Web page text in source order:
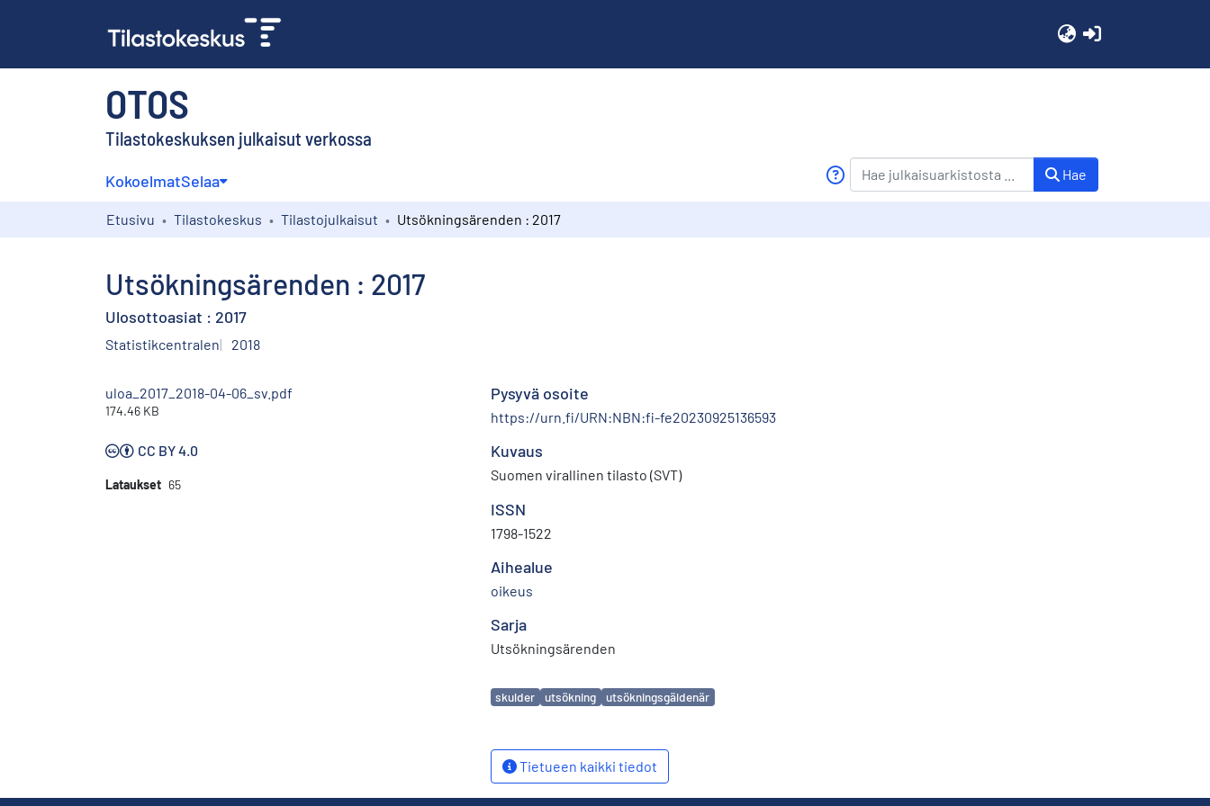
OTOS
Tilastokeskuksen julkaisut verkossa
KokoelmatSelaa Hae
Etusivu Tilastokeskus Tilastojulkaisut Utsökningsärenden : 2017
Utsökningsärenden : 2017
Ulosottoasiat : 2017
Statistikcentralen 2018
uloa_2017_2018-04-06_sv.pdf
174.46 KB
CC BY 4.0
Lataukset 65
Pysyvä osoite
https://urn.fi/URN:NBN:fi-fe20230925136593
Kuvaus
Suomen virallinen tilasto (SVT)
ISSN
1798-1522
Aihealue
oikeus
Sarja
Utsökningsärenden
Avainsanat
skulder utsökning utsökningsgäldenär
Tietueen kaikki tiedot